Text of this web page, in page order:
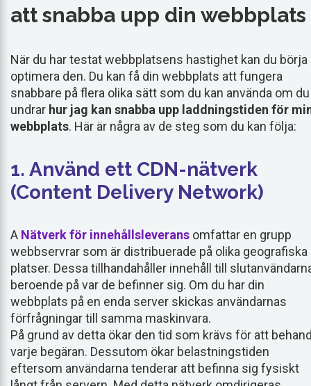
att snabba upp din webbplats
När du har testat webbplatsens hastighet kan du börja
optimera den. Du kan få din webbplats att fungera
snabbare på flera olika sätt som du kan använda om du
undrar hur jag kan snabba upp laddningstiden för
webbplats. Här är några av de steg som du kan följa:
1. Använd ett CDN-nätverk
(Content Delivery Network)
A Nätverk för innehållsleverans omfattar en grupp
webbservrar som är distribuerade på olika geografiska
platser. Dessa tillhandahåller innehåll till
beroende på var de befinner sig. Om du har din
webbplats på en enda server skickas användarnas
förfrågningar till samma maskinvara.
På grund av detta ökar den tid som krävs för att
varje begäran. Dessutom ökar belastningstiden
eftersom användarna tenderar att befinna sig fysiskt